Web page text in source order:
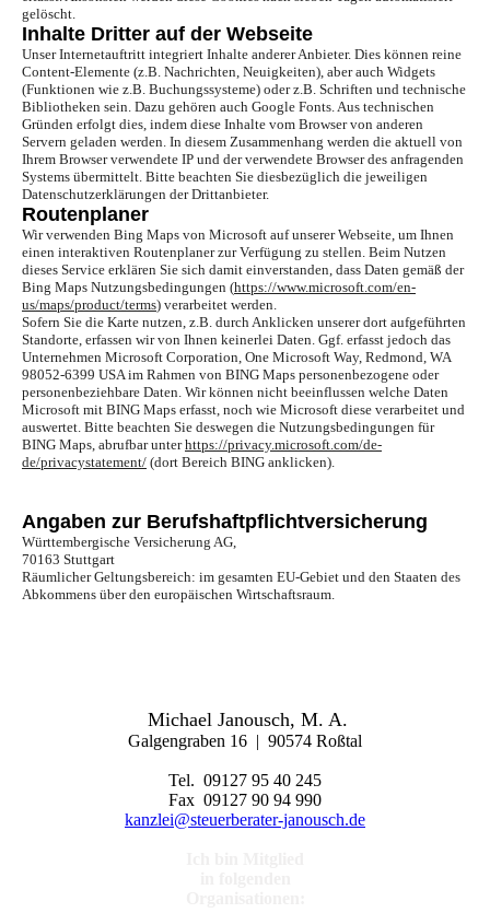
gelöscht.
Inhalte Dritter auf der Webseite
Unser Internetauftritt integriert Inhalte anderer Anbieter. Dies können reine
Content-Elemente (z.B. Nachrichten, Neuigkeiten), aber auch Widgets
(Funktionen wie z.B. Buchungssysteme) oder z.B. Schriften und technische
Bibliotheken sein. Dazu gehören auch Google Fonts. Aus technischen
Gründen erfolgt dies, indem diese Inhalte vom Browser von anderen
Servern geladen werden. In diesem Zusammenhang werden die aktuell von
Ihrem Browser verwendete IP und der verwendete Browser des anfragenden
Systems übermittelt. Bitte beachten Sie diesbezüglich die jeweiligen
Datenschutzerklärungen der Drittanbieter.
Routenplaner
Wir verwenden Bing Maps von Microsoft auf unserer Webseite, um Ihnen
einen interaktiven Routenplaner zur Verfügung zu stellen. Beim Nutzen
dieses Service erklären Sie sich damit einverstanden, dass Daten gemäß der
Bing Maps Nutzungsbedingungen (https://www.microsoft.com/en-
us/maps/product/terms) verarbeitet werden.
Sofern Sie die Karte nutzen, z.B. durch Anklicken unserer dort aufgeführten
Standorte, erfassen wir von Ihnen keinerlei Daten. Ggf. erfasst jedoch das
Unternehmen Microsoft Corporation, One Microsoft Way, Redmond, WA
98052-6399 USA im Rahmen von BING Maps personenbezogene oder
personenbeziehbare Daten. Wir können nicht beeinflussen welche Daten
Microsoft mit BING Maps erfasst, noch wie Microsoft diese verarbeitet und
auswertet. Bitte beachten Sie deswegen die Nutzungsbedingungen für
BING Maps, abrufbar unterhttps://privacy.microsoft.com/de-
de/privacystatement/ (dort Bereich BING anklicken).
Angaben zur Berufshaftpflichtversicherung
Württembergische Versicherung AG,
70163 Stuttgart
Räumlicher Geltungsbereich: im gesamten EU-Gebiet und den Staaten des
Abkommens über den europäischen Wirtschaftsraum.
Michael Janousch, M. A.
Galgengraben 16 | 90574 Roßtal
Tel. 09127 95 40 245
Fax 09127 90 94 990
kanzlei@steuerberater-janousch.de